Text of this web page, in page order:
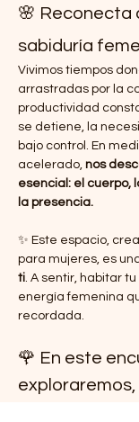
🌸 Reconecta
sabiduría
Vivimos tiempos
arrastradas por la
productividad
se detiene, la
bajo control. En
acelerado, nos
esencial: el cuerpo,
la presencia.
✨ Este espacio,
para mujeres, es
ti. A sentir, habitar
energía femenina
recordada.
🌹 En este